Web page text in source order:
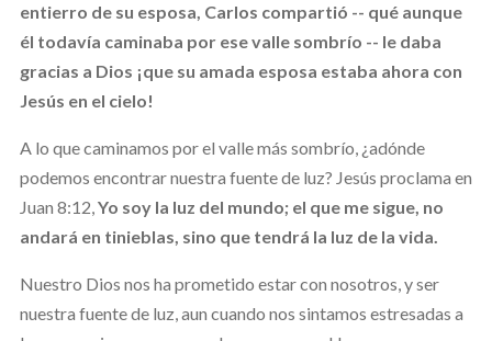
entierro de su esposa, Carlos compartió -- qué aunque
él todavía caminaba por ese valle sombrío -- le daba
gracias a Dios ¡que su amada esposa estaba ahora con
Jesús en el cielo!
A lo que caminamos por el valle más sombrío, ¿adónde
podemos encontrar nuestra fuente de luz? Jesús proclama en
Juan 8:12,Yo soy la luz del mundo; el que me sigue, no
andará en tinieblas, sino que tendrá la luz de la vida.
Nuestro Dios nos ha prometido estar con nosotros, y ser
nuestra fuente de luz, aun cuando nos sintamos estresadas a